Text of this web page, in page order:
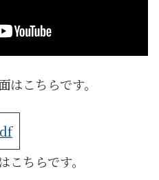
こちらです。
ちらです。